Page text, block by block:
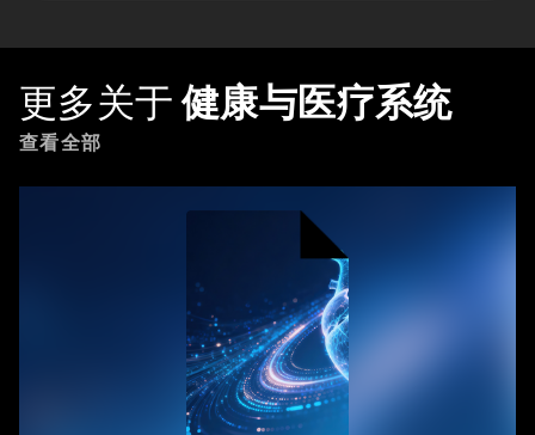
更多关于 健康与医疗系统
查看全部